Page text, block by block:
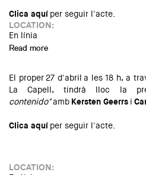
Clica aquí per seguir l'acte.
LOCATION:
En línia
Read more
El proper 27 d'abril a les 18 h, a
La Capell, tindrà lloc la
contenido"amb Kersten Geerrs i
Clica aquí per seguir l'acte.
LOCATION: